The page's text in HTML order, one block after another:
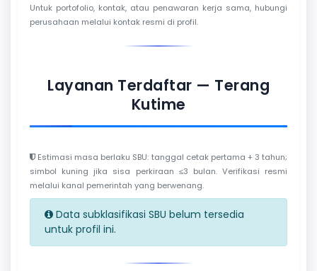
Untuk portofolio, kontak, atau penawaran kerja sama, hubungi
perusahaan melalui kontak resmi di profil.
Layanan Terdaftar — Terang
Kutime
Estimasi masa berlaku SBU: tanggal cetak pertama + 3 tahun;
simbol kuning jika sisa perkiraan ≤3 bulan. Verifikasi resmi
melalui kanal pemerintah yang berwenang.
Data subklasifikasi SBU belum tersedia
untuk profil ini.